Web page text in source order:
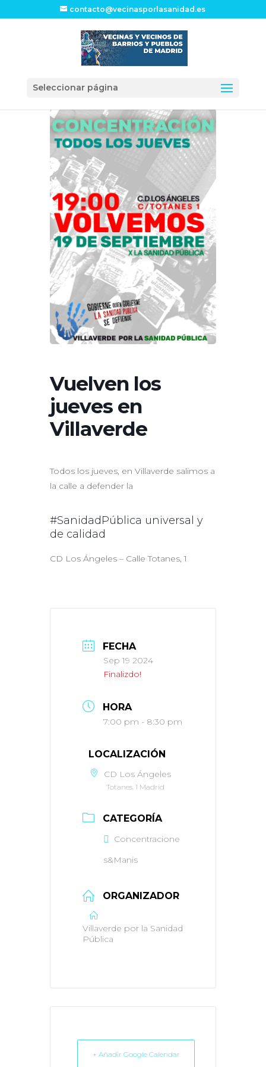
contacto@vecinasporlasanidad.es
Seleccionar página
Vuelven los
jueves en
Villaverde
Todos los jueves, en Villaverde salimos a
la calle a defender la
#SanidadPública universal y
de calidad
CD Los Ángeles – Calle Totanes, 1
FECHA
Sep 19 2024
Finalizdo!
HORA
7:00 pm - 8:30 pm
LOCALIZACIÓN
CD Los Ángeles
Totanes. 1 Madrid
CATEGORÍA
Concentracione
s&Manis
ORGANIZADOR
Villaverde por la Sanidad
Pública
+ Añadir Google Calendar